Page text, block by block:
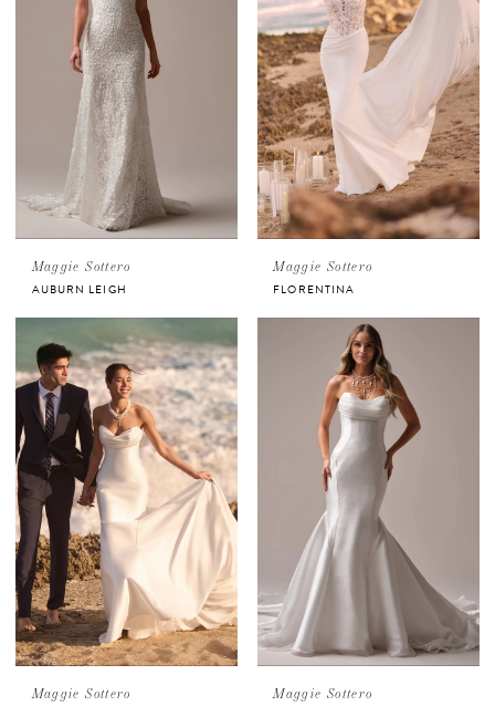
Maggie Sottero
AUBURN LEIGH
Maggie Sottero
FLORENTINA
Maggie Sottero Maggie Sottero